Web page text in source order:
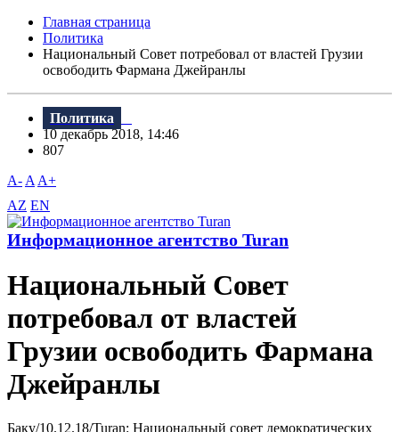
Главная страница
Политика
Национальный Совет потребовал от властей Грузии
освободить Фармана Джейранлы
Политика
10 декабрь 2018, 14:46
807
A- A A+
AZ EN
Информационное агентство Turan
Национальный Совет
потребовал от властей
Грузии освободить Фармана
Джейранлы
Баку/10.12.18/Turan: Национальный совет демократических